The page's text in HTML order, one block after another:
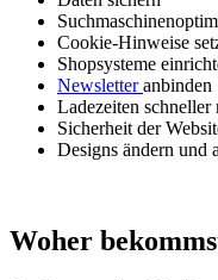
Cookie-Hinweise
Shopsysteme
Newsletteranbinden
Ladezeiten schneller
Sicherheit der
Designs ändern und
Woher